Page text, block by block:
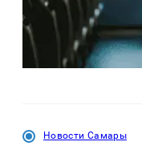
Новости Самары